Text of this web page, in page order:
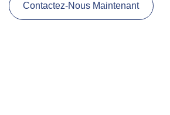
Contactez-Nous Maintenant